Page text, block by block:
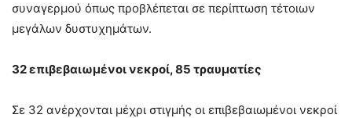
συναγερμού όπως προβλέπεται σε περίπτωση τέτοιων
μεγάλων δυστυχημάτων.
32 επιβεβαιωμένοι νεκροί, 85 τραυματίες
Σε 32 ανέρχονται μέχρι στιγμής οι επιβεβαιωμένοι νεκροί